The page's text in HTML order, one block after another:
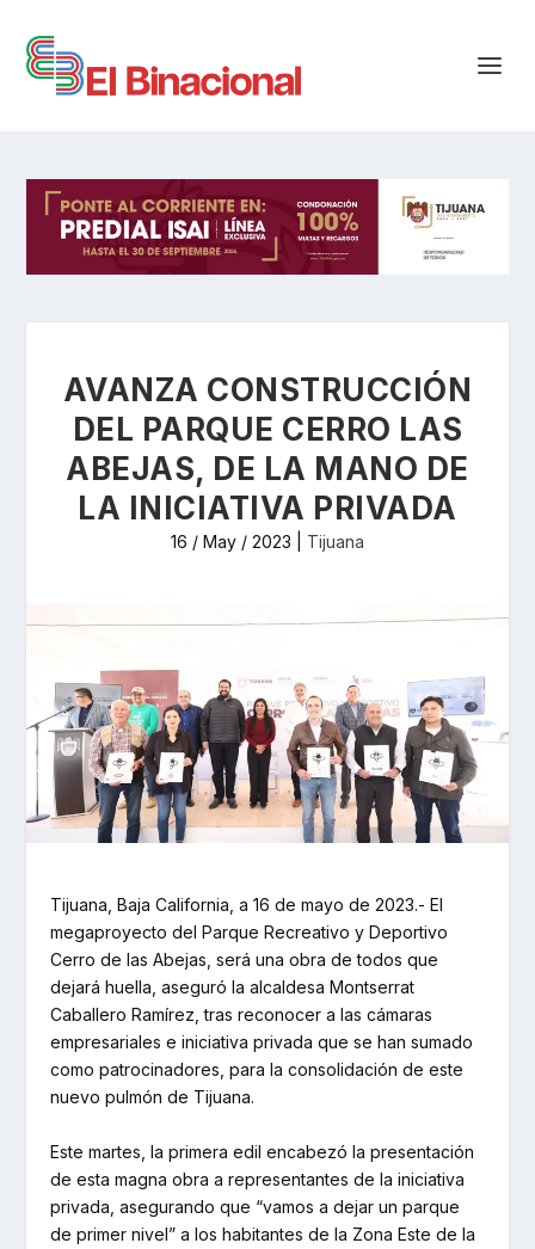
AVANZA CONSTRUCCIÓN
DEL PARQUE CERRO LAS
ABEJAS, DE LA MANO DE
LA INICIATIVA PRIVADA
16 / May / 2023 Tijuana
Tijuana, Baja California, a 16 de mayo de 2023.- El
megaproyecto del Parque Recreativo y Deportivo
Cerro de las Abejas, será una obra de todos que
dejará huella, aseguró la alcaldesa Montserrat
Caballero Ramírez, tras reconocer a las cámaras
empresariales e iniciativa privada que se han sumado
como patrocinadores, para la consolidación de este
nuevo pulmón de Tijuana.
Este martes, la primera edil encabezó la presentación
de esta magna obra a representantes de la iniciativa
privada, asegurando que “vamos a dejar un parque
de primer nivel” a los habitantes de la Zona Este de la